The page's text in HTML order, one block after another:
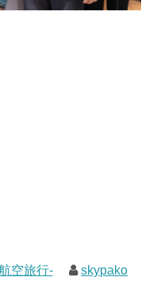
空旅行- skypako